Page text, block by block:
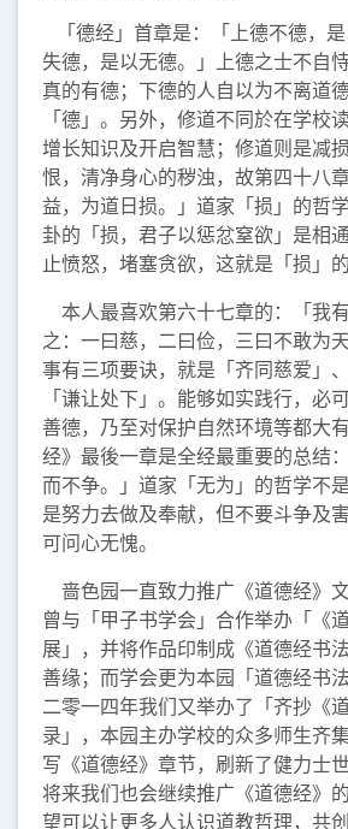
「德经」首章是：「上德不德，
失德，是以无德。」上德之士不自
真的有德；下德的人自以为不离道
「德」。另外，修道不同於在学校
增长知识及开启智慧；修道则是减
恨，清净身心的秽浊，故第四十八
益，为道日损。」道家「损」的哲
卦的「损，君子以惩忿窒欲」是相
止愤怒，堵塞贪欲，这就是「损」的
本人最喜欢第六十七章的：「我
之：一曰慈，二曰俭，三曰不敢为
事有三项要诀，就是「齐同慈爱」
「谦让处下」。能够如实践行，必
善德，乃至对保护自然环境等都大
经》最後一章是全经最重要的总结
而不争。」道家「无为」的哲学不
是努力去做及奉献，但不要斗争及
可问心无愧。
啬色园一直致力推广《道德经》
曾与「甲子书学会」合作举办「《
展」，并将作品印制成《道德经书
善缘；而学会更为本园「道德经书
二零一四年我们又举办了「齐抄《
录」，本园主办学校的众多师生齐
写《道德经》章节，刷新了健力士
将来我们也会继续推广《道德经》
望可以让更多人认识道教哲理，共